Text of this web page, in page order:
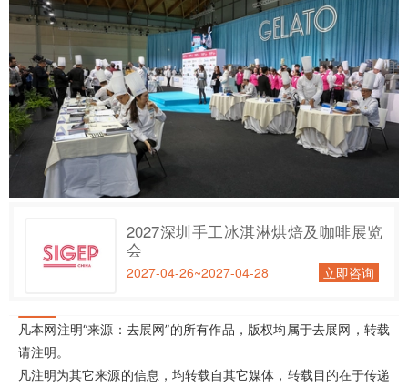
2027深圳手工冰淇淋烘焙及咖啡展览
会
2027-04-26~2027-04-28 立即咨询
凡本网注明“来源：去展网”的所有作品，版权均属于去展网，转载
请注明。
凡注明为其它来源的信息，均转载自其它媒体，转载目的在于传递